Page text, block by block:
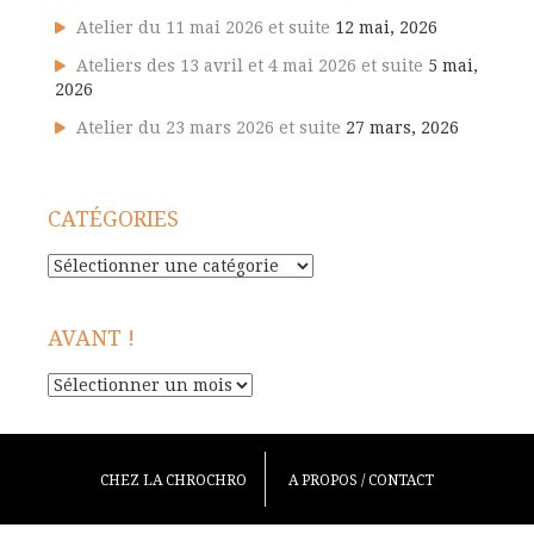
Atelier du 11 mai 2026 et suite 12 mai, 2026
Ateliers des 13 avril et 4 mai 2026 et suite 5 mai,
2026
Atelier du 23 mars 2026 et suite 27 mars, 2026
CATÉGORIES
Catégories
AVANT !
Avant
CHEZ LA CHROCHRO A PROPOS / CONTACT